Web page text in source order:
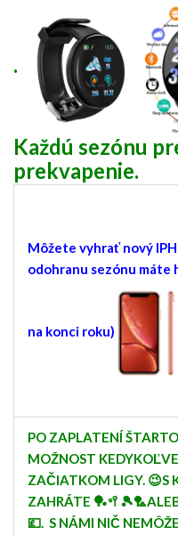
.
Každú sezónu
prekvapenie.
Môžete vyhrať nový
odohranu sezónu máte
na konci roku)
PO ZAPLATENÍ
MOŽNOST
ZAČIATKOM LIGY. 😉S
ZAHRÁTE
💷. S NÁMI NIČ